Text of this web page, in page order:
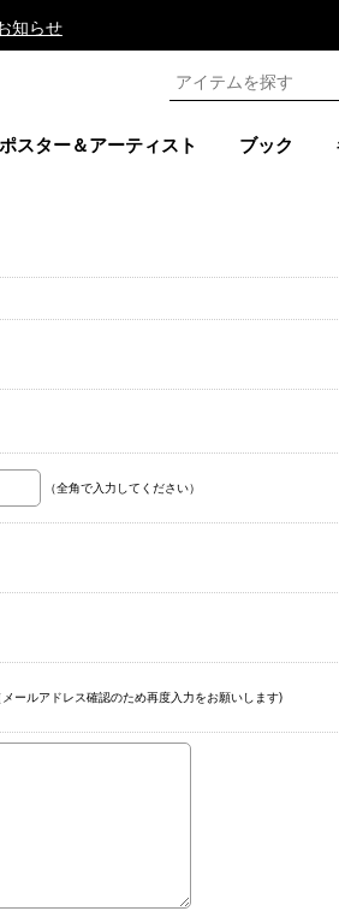
知らせ
ポスター＆アーティスト ブック
（全角で入力してください）
メールアドレス確認のため再度入力をお願いします)